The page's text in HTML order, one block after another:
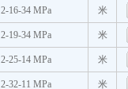
2-16-34 MPa 米
2-19-34 MPa 米
2-25-14 MPa 米
2-32-11 MPa 米